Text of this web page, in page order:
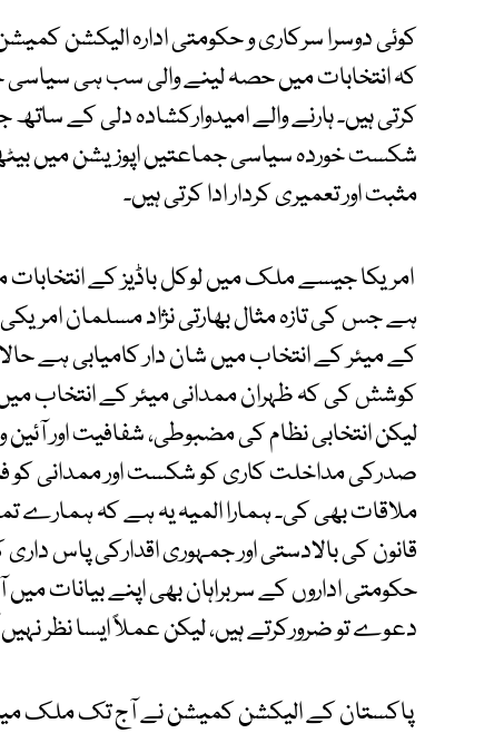
کوئی دوسرا سرکاری و حکومتی ادارہ الیکشن
کہ انتخابات میں حصہ لینے والی سب ہی سیاسی
کرتی ہیں۔ ہارنے والے امیدوارکشادہ دلی کے ساتھ
شکست خوردہ سیاسی جماعتیں اپوزیشن میں
مثبت اور تعمیری کردار ادا کرتی ہیں۔
امریکا جیسے ملک میں لوکل باڈیز کے انتخابات
ہے جس کی تازہ مثال بھارتی نژاد مسلمان
کے میئر کے انتخاب میں شان دار کامیابی ہے
کوشش کی کہ ظہران ممدانی میئر کے انتخاب
لیکن انتخابی نظام کی مضبوطی، شفافیت اور
صدرکی مداخلت کاری کو شکست اور ممدانی کو
ملاقات بھی کی۔ ہمارا المیہ یہ ہے کہ ہمارے
قانون کی بالادستی اور جمہوری اقدارکی پاس
حکومتی اداروں کے سربراہان بھی اپنے بیانات
دعوے تو ضرورکرتے ہیں، لیکن عملاً ایسا نظر نہیں
پاکستان کے الیکشن کمیشن نے آج تک ملک میں